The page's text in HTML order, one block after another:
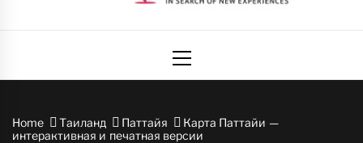
Таиланда
Menu
Home Таиланд Паттайя
Карта Паттайи —
интерактивная и печатная версии